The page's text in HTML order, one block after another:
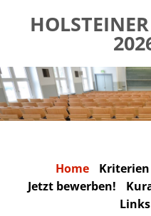
Home Kriterien
Jetzt bewerben!
Links